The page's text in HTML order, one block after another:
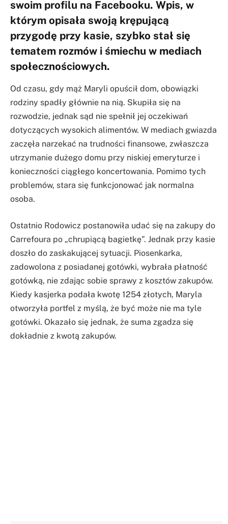
swoim profilu na Facebooku. Wpis, w
którym opisała swoją krępującą
przygodę przy kasie, szybko stał się
tematem rozmów i śmiechu w mediach
społecznościowych.
Od czasu, gdy mąż Maryli opuścił dom, obowiązki
rodziny spadły głównie na nią. Skupiła się na
rozwodzie, jednak sąd nie spełnił jej oczekiwań
dotyczących wysokich alimentów. W mediach gwiazda
zaczęła narzekać na trudności finansowe, zwłaszcza
utrzymanie dużego domu przy niskiej emeryturze i
konieczności ciągłego koncertowania. Pomimo tych
problemów, stara się funkcjonować jak normalna
osoba.
Ostatnio Rodowicz postanowiła udać się na zakupy do
Carrefoura po „chrupiącą bagietkę”. Jednak przy kasie
doszło do zaskakującej sytuacji. Piosenkarka,
zadowolona z posiadanej gotówki, wybrała płatność
gotówką, nie zdając sobie sprawy z kosztów zakupów.
Kiedy kasjerka podała kwotę 1254 złotych, Maryla
otworzyła portfel z myślą, że być może nie ma tyle
gotówki. Okazało się jednak, że suma zgadza się
dokładnie z kwotą zakupów.